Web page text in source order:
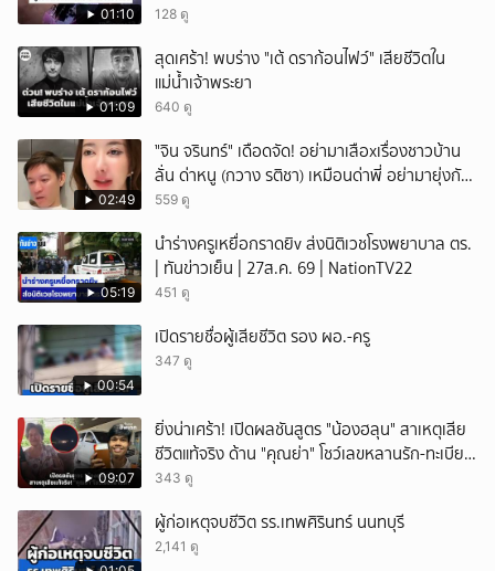
01:10 128 ดู
01:09
สุดเศร้า! พบร่าง "เต้ ดราก้อนไฟว์" เสียชีวิตใน
แม่น้ำเจ้าพระยา
640 ดู
02:49
ั่"จิน จรินทร์" เดือดจัด! อย่ามาเสือxเรื่องชาวบ้าน
ลั่น ด่าหนู (กวาง รติชา) เหมือนด่าพี่ อย่ามายุ่งกับ
คนของผม จบ!!!
559 ดู
05:19
นำร่างครูเหยื่อกราดยิv ส่งนิติเวชโรงพยาบาล ตร.
| ทันข่าวเย็น | 27ส.ค. 69 | NationTV22
451 ดู
00:54
เปิดรายชื่อผู้เสียชีวิต รอง ผอ.-ครู
347 ดู
09:07
ยิ่งน่าเศร้า! เปิดผลชันสูตร "น้องฮลุน" สาเหตุเสีย
ชีวิตแท้จริง ด้าน "คุณย่า" โชว์เลขหลานรัก-ทะเบียน
รถเคลื่อนร่าง!
343 ดู
ผู้ก่อเหตุจบชีวิต รร.เทพศิรินทร์ นนทบุรี
2,141 ดู